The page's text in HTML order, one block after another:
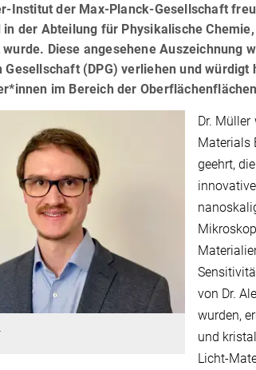
Institut der Max-Planck-Gesellschaft
in der Abteilung für Physikalische
Diese angesehene Auszeichnung
Gesellschaft (DPG) verliehen und
im Bereich der
Dr.
Materials
geehrt,
von Dr.
wurden,
und
Licht-